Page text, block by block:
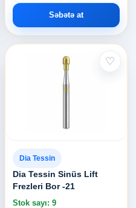
Səbətə at
♡
Dia Tessin
Dia Tessin Sinüs Lift
Frezleri Bor -21
Stok sayı: 9